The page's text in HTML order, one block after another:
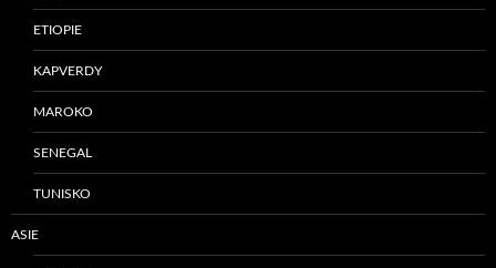
ETIOPIE
KAPVERDY
MAROKO
SENEGAL
TUNISKO
ASIE